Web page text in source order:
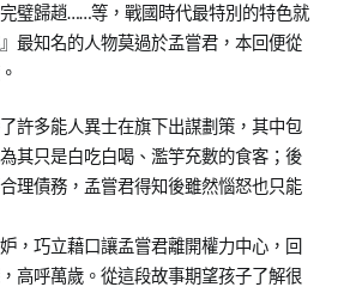
璧歸趙……等，戰國時代最特別的特色就
最知名的人物莫過於孟嘗君，本回便從
許多能人異士在旗下出謀劃策，其中包
其只是白吃白喝、濫竽充數的食客；後
理債務，孟嘗君得知後雖然惱怒也只能
，巧立藉口讓孟嘗君離開權力中心，回
高呼萬歲。從這段故事期望孩子了解很